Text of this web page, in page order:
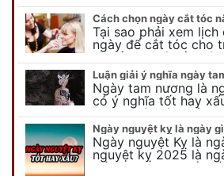
Tại sao phải xem
ngày để cắt tóc cho
lớn cần lưu ý điều gì
mắn ? Khi…
Ngày tam nương là
có ý nghĩa tốt hay
nương sát có nguồn
Cần kiêng kỵ điều gì
Ngày nguyệt kỵ là ngày
Ngày nguyệt Kỵ là
nguyệt kỵ 2025 là
xấu, xem ngay để